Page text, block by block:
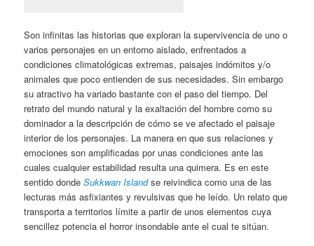
Son infinitas las historias que exploran la supervivencia de uno o
varios personajes en un entorno aislado, enfrentados a
condiciones climatológicas extremas, paisajes indómitos y/o
animales que poco entienden de sus necesidades. Sin embargo
su atractivo ha variado bastante con el paso del tiempo. Del
retrato del mundo natural y la exaltación del hombre como su
dominador a la descripción de cómo se ve afectado el paisaje
interior de los personajes. La manera en que sus relaciones y
emociones son amplificadas por unas condiciones ante las
cuales cualquier estabilidad resulta una quimera. Es en este
sentido dondeSukkwan Islandse reivindica como una de las
lecturas más asfixiantes y revulsivas que he leído. Un relato que
transporta a territorios límite a partir de unos elementos cuya
sencillez potencia el horror insondable ante el cual te sitúan.